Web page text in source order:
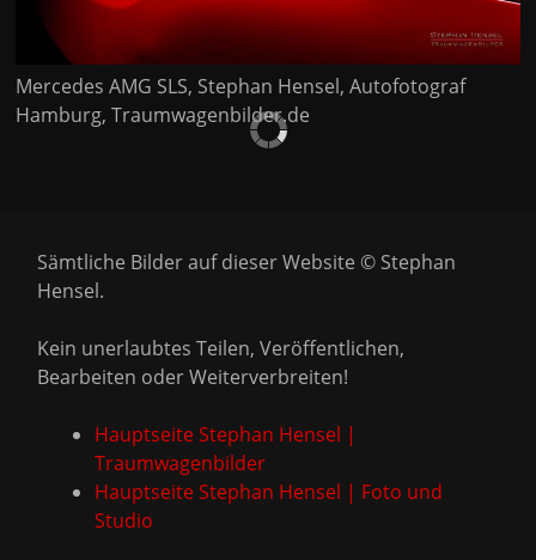
Mercedes AMG SLS, Stephan Hensel, Autofotograf
Hamburg, Traumwagenbilder.de
Sämtliche Bilder auf dieser Website © Stephan
Hensel.
Kein unerlaubtes Teilen, Veröffentlichen,
Bearbeiten oder Weiterverbreiten!
Hauptseite Stephan Hensel |
Traumwagenbilder
Hauptseite Stephan Hensel | Foto und
Studio